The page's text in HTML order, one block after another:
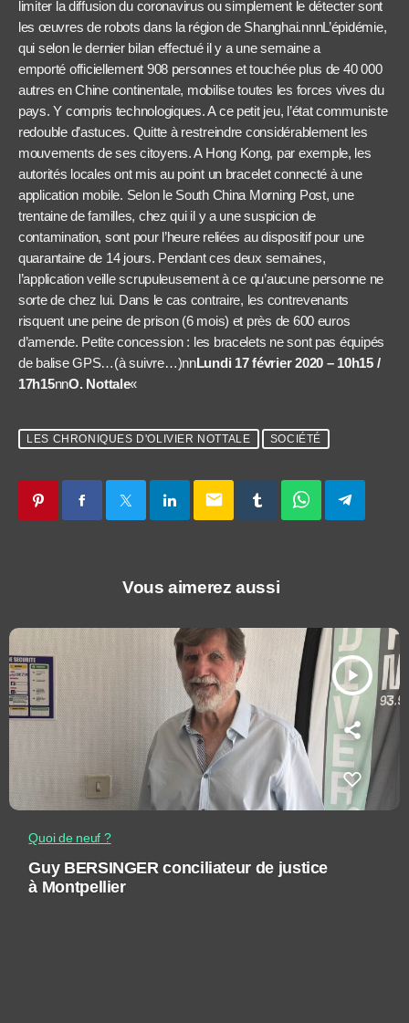
limiter la diffusion du coronavirus ou simplement le détecter sont
les œuvres de robots dans la région de Shanghai.nnnL’épidémie,
qui selon le dernier bilan effectué il y a une semaine a
emporté officiellement 908 personnes et touchée plus de 40 000
autres en Chine continentale, mobilise toutes les forces vives du
pays. Y compris technologiques. A ce petit jeu, l’état communiste
redouble d’astuces. Quitte à restreindre considérablement les
mouvements de ses citoyens. A Hong Kong, par exemple, les
autorités locales ont mis au point un bracelet connecté à une
application mobile. Selon le South China Morning Post, une
trentaine de familles, chez qui il y a une suspicion de
contamination, sont pour l’heure reliées au dispositif pour une
quarantaine de 14 jours. Pendant ces deux semaines,
l’application veille scrupuleusement à ce qu’aucune personne ne
sorte de chez lui. Dans le cas contraire, les contrevenants
risquent une peine de prison (6 mois) et près de 600 euros
d’amende. Petite concession : les bracelets ne sont pas équipés
de balise GPS…(à suivre…)nnLundi 17 février 2020 – 10h15 /
17h15nnO. Nottale«
LES CHRONIQUES D'OLIVIER NOTTALE SOCIÉTÉ
email
Vous aimerez aussi
play_arrow
Quoi de neuf ?
Guy BERSINGER conciliateur de justice
à Montpellier